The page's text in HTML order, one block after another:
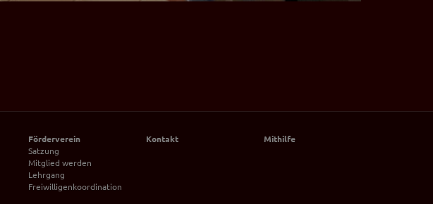
Förderverein
Satzung
Mitglied werden
Lehrgang
Freiwilligenkoordination
Kontakt Mithilfe